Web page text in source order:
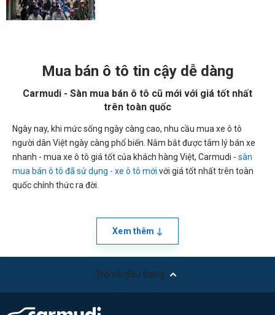
Mua bán ô tô tin cậy dễ dàng
Carmudi - Sàn mua bán ô tô cũ mới với giá tốt nhất
trên toàn quốc
Ngày nay, khi mức sống ngày càng cao, nhu cầu mua xe ô tô
người dân Việt ngày càng phổ biến. Nắm bắt được tâm lý bán xe
nhanh - mua xe ô tô giá tốt của khách hàng Việt, Carmudi - sàn
mua bán ô tô đã sử dụng - xe ô tô mới với giá tốt nhất trên toàn
quốc chính thức ra đời.
Xem thêm
Trở về đầu trang